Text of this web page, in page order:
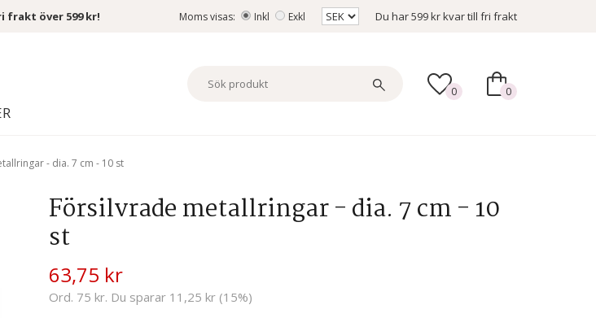
frakt över 599 kr! Moms visas: Inkl Exkl Du har599 krkvar till fri frakt
0 0
- dia. 7 cm - 10 st
Försilvrade metallringar - dia. 7 cm - 10
st
63,75 kr
Ord. 75 kr. Du sparar 11,25 kr (15%)